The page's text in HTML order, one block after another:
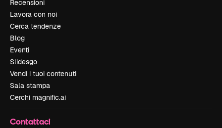
Recensioni
Lavora con noi
Cerca tendenze
Blog
Eventi
Slidesgo
Vendi i tuoi contenuti
Sala stampa
Cerchi magnific.ai
Contattaci